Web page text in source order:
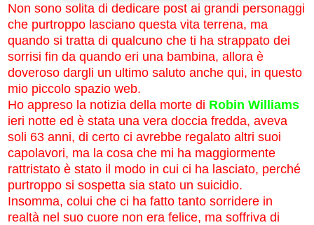
Non sono solita di dedicare post ai grandi personaggi
che purtroppo lasciano questa vita terrena, ma
quando si tratta di qualcuno che ti ha strappato dei
sorrisi fin da quando eri una bambina, allora è
doveroso dargli un ultimo saluto anche qui, in questo
mio piccolo spazio web.
Ho appreso la notizia della morte di Robin Williams
ieri notte ed è stata una vera doccia fredda, aveva
soli 63 anni, di certo ci avrebbe regalato altri suoi
capolavori, ma la cosa che mi ha maggiormente
rattristato è stato il modo in cui ci ha lasciato, perché
purtroppo si sospetta sia stato un suicidio.
Insomma, colui che ci ha fatto tanto sorridere in
realtà nel suo cuore non era felice, ma soffriva di